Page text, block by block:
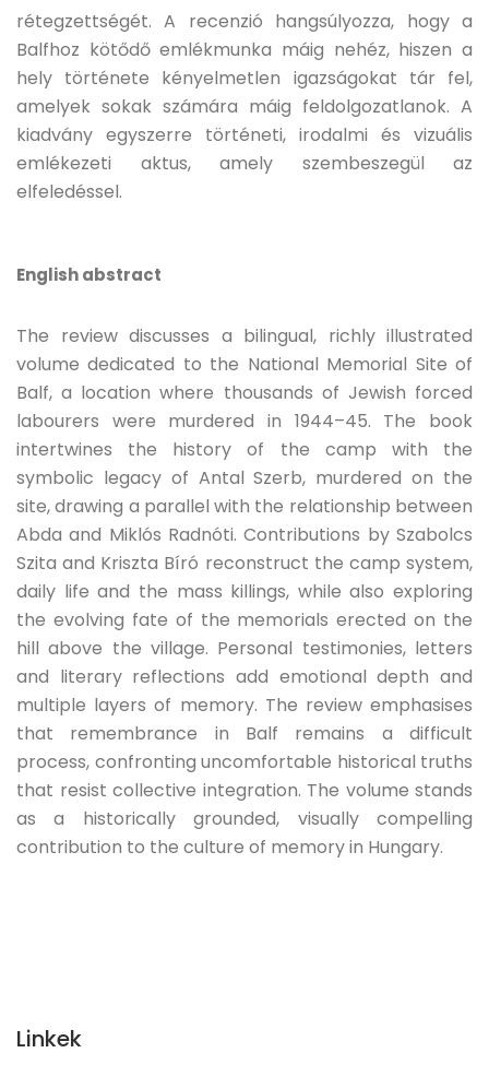
rétegzettségét. A recenzió hangsúlyozza, hogy a
Balfhoz kötődő emlékmunka máig nehéz, hiszen a
hely története kényelmetlen igazságokat tár fel,
amelyek sokak számára máig feldolgozatlanok. A
kiadvány egyszerre történeti, irodalmi és vizuális
emlékezeti aktus, amely szembeszegül az
elfeledéssel.
English abstract
The review discusses a bilingual, richly illustrated
volume dedicated to the National Memorial Site of
Balf, a location where thousands of Jewish forced
labourers were murdered in 1944–45. The book
intertwines the history of the camp with the
symbolic legacy of Antal Szerb, murdered on the
site, drawing a parallel with the relationship between
Abda and Miklós Radnóti. Contributions by Szabolcs
Szita and Kriszta Bíró reconstruct the camp system,
daily life and the mass killings, while also exploring
the evolving fate of the memorials erected on the
hill above the village. Personal testimonies, letters
and literary reflections add emotional depth and
multiple layers of memory. The review emphasises
that remembrance in Balf remains a difficult
process, confronting uncomfortable historical truths
that resist collective integration. The volume stands
as a historically grounded, visually compelling
contribution to the culture of memory in Hungary.
Linkek